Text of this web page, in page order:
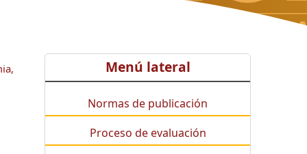
Menú lateral
Normas de publicación
Proceso de evaluación